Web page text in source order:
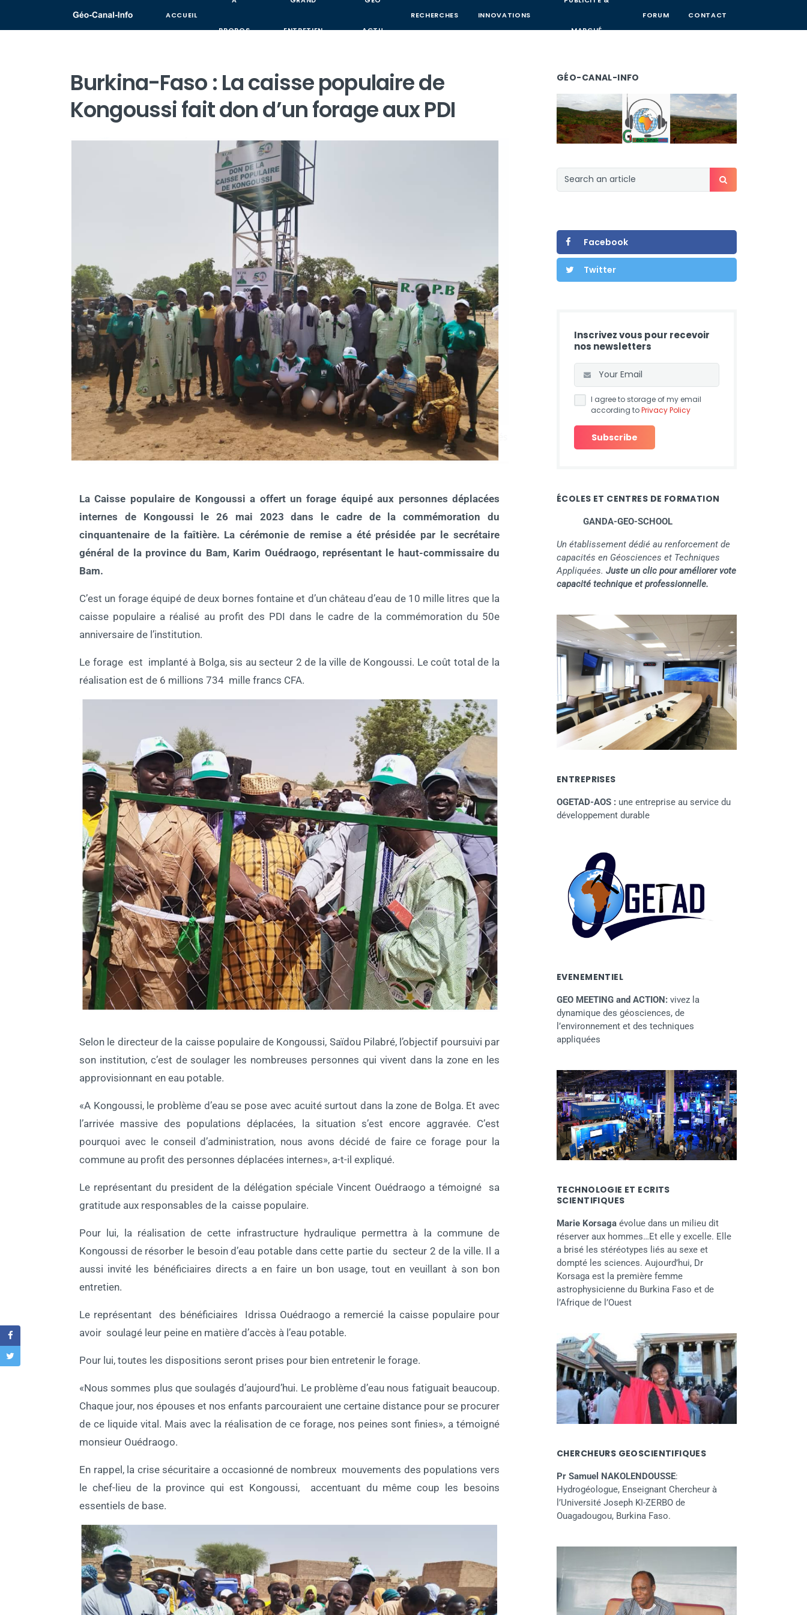
ACCUEIL
PROPOS ENTRETIEN ACTU
RECHERCHES INNOVATIONS
MARCHÉ
FORUM CONTACT
Burkina-Faso : La caisse populaire de
Kongoussi fait don d’un forage aux PDI
La Caisse populaire de Kongoussi a offert un forage équipé aux personnes déplacées
internes de Kongoussi le 26 mai 2023 dans le cadre de la commémoration du
cinquantenaire de la faîtière. La cérémonie de remise a été présidée par le secrétaire
général de la province du Bam, Karim Ouédraogo, représentant le haut-commissaire du
Bam.
C’est un forage équipé de deux bornes fontaine et d’un château d’eau de 10 mille litres que la
caisse populaire a réalisé au profit des PDI dans le cadre de la commémoration du 50e
anniversaire de l’institution.
Le forage est implanté à Bolga, sis au secteur 2 de la ville de Kongoussi. Le coût total de la
réalisation est de 6 millions 734 mille francs CFA.
Selon le directeur de la caisse populaire de Kongoussi, Saïdou Pilabré, l’objectif poursuivi par
son institution, c’est de soulager les nombreuses personnes qui vivent dans la zone en les
approvisionnant en eau potable.
«A Kongoussi, le problème d’eau se pose avec acuité surtout dans la zone de Bolga. Et avec
l’arrivée massive des populations déplacées, la situation s’est encore aggravée. C’est
pourquoi avec le conseil d’administration, nous avons décidé de faire ce forage pour la
commune au profit des personnes déplacées internes», a-t-il expliqué.
Le représentant du president de la délégation spéciale Vincent Ouédraogo a témoigné sa
gratitude aux responsables de la caisse populaire.
Pour lui, la réalisation de cette infrastructure hydraulique permettra à la commune de
Kongoussi de résorber le besoin d’eau potable dans cette partie du secteur 2 de la ville. Il a
aussi invité les bénéficiaires directs a en faire un bon usage, tout en veuillant à son bon
entretien.
Le représentant des bénéficiaires Idrissa Ouédraogo a remercié la caisse populaire pour
avoir soulagé leur peine en matière d’accès à l’eau potable.
Pour lui, toutes les dispositions seront prises pour bien entretenir le forage.
«Nous sommes plus que soulagés d’aujourd’hui. Le problème d’eau nous fatiguait beaucoup.
Chaque jour, nos épouses et nos enfants parcouraient une certaine distance pour se procurer
de ce liquide vital. Mais avec la réalisation de ce forage, nos peines sont finies», a témoigné
monsieur Ouédraogo.
En rappel, la crise sécuritaire a occasionné de nombreux mouvements des populations vers
le chef-lieu de la province qui est Kongoussi, accentuant du même coup les besoins
essentiels de base.
GÉO-CANAL-INFO
Facebook
Twitter
Inscrivez vous pour recevoir
nos newsletters
I agree to storage of my email
according toPrivacy Policy
ÉCOLES ET CENTRES DE FORMATION
GANDA-GEO-SCHOOL
Un établissement dédié au renforcement de
capacités en Géosciences et Techniques
Appliquées. Juste un clic pour améliorer vote
capacité technique et professionnelle.
ENTREPRISES
OGETAD-AOS : une entreprise au service du
développement durable
EVENEMENTIEL
GEO MEETING and ACTION: vivez la
dynamique des géosciences, de
l’environnement et des techniques
appliquées
TECHNOLOGIE ET ECRITS
SCIENTIFIQUES
Marie Korsaga évolue dans un milieu dit
réserver aux hommes…Et elle y excelle. Elle
a brisé les stéréotypes liés au sexe et
dompté les sciences. Aujourd’hui, Dr
Korsaga est la première femme
astrophysicienne du Burkina Faso et de
l’Afrique de l’Ouest
CHERCHEURS GEOSCIENTIFIQUES
Pr Samuel NAKOLENDOUSSE:
Hydrogéologue, Enseignant Chercheur à
l’Université Joseph KI-ZERBO de
Ouagadougou, Burkina Faso.